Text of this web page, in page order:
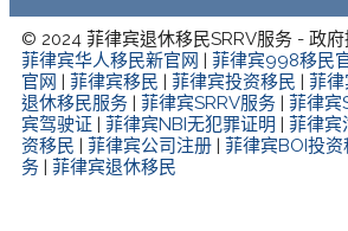
© 2024 菲律宾退休移民SRRV服务 - 政府
菲律宾华人移民新官网
菲律宾998移民
官网
菲律宾移民 菲律宾投资移民 菲
退休移民服务
菲律宾SRRV服务 菲律宾
宾驾驶证
菲律宾NBI无犯罪证明 菲律宾
资移民
菲律宾公司注册 菲律宾BOI投资
务
菲律宾退休移民